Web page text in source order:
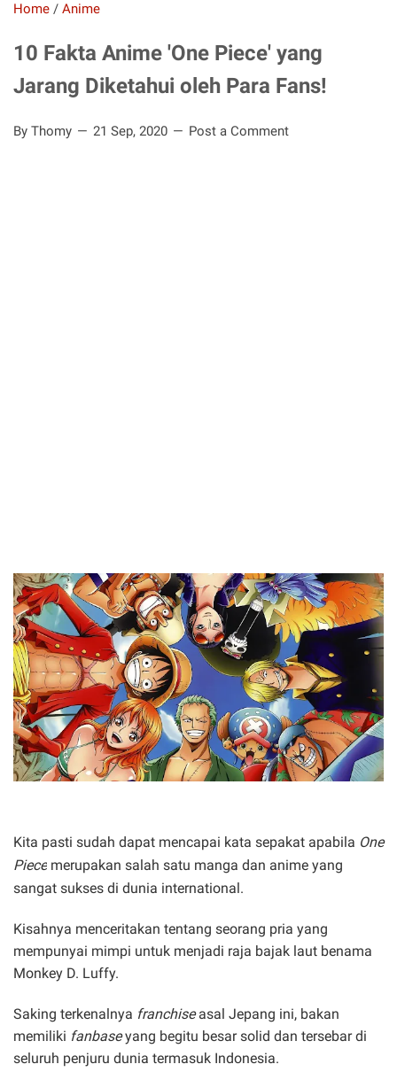
Home / Anime
10 Fakta Anime 'One Piece' yang
Jarang Diketahui oleh Para Fans!
By Thomy 21 Sep, 2020 Post a Comment
Kita pasti sudah dapat mencapai kata sepakat apabila One
Piece merupakan salah satu manga dan anime yang
sangat sukses di dunia international.
Kisahnya menceritakan tentang seorang pria yang
mempunyai mimpi untuk menjadi raja bajak laut benama
Monkey D. Luffy.
Saking terkenalnya franchiseasal Jepang ini, bakan
memiliki fanbaseyang begitu besar solid dan tersebar di
seluruh penjuru dunia termasuk Indonesia.